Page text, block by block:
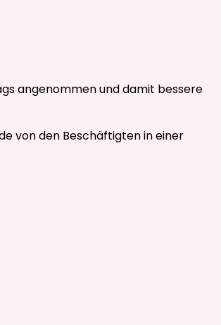
angenommen und damit bessere
von den Beschäftigten in einer